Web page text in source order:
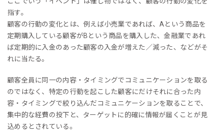
指す。
顧客の行動の変化とは、例えば小売業であれば、Aという商品を
定期購入している顧客がBという商品を購入した、金融業であれ
ば定期的に入金のあった顧客の入金が増えた／減った、などがそ
れに当たる。
顧客全員に同一の内容・タイミングでコミュニケーションを取る
のではなく、特定の行動を起こした顧客にだけそれに合った内
容・タイミングで絞り込んだコミュニケーションを取ることで、
集中的な経費の投下と、ターゲットに的確に情報が届くことが見
込めるとされている。